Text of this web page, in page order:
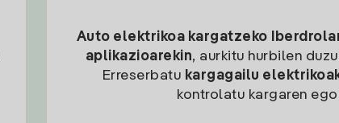
Auto elektrikoa kargatzeko
aplikazioarekin, aurkitu hurbilen
Erreserbatu kargagailu
kontrolatu kargaren